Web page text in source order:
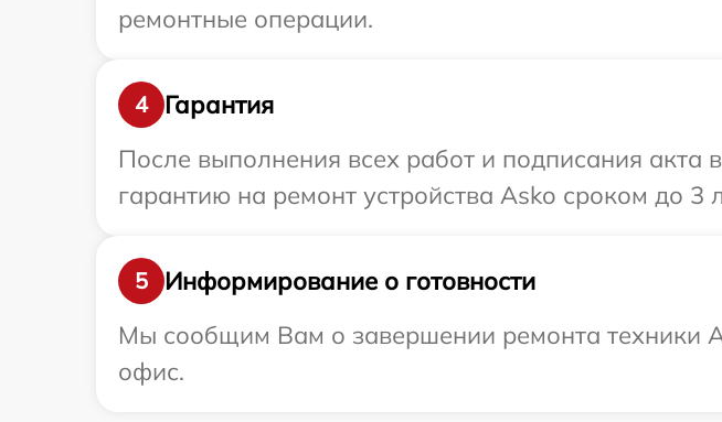
ремонтные операции.
4
Гарантия
После выполнения всех работ и подписания
гарантию на ремонт устройства Asko сроком до 3
5
Информирование о готовности
Мы сообщим Вам о завершении ремонта техники
офис.